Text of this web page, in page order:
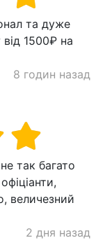
та дуже
1500₽ на
8 годин назад
так багато
величезний
2 дня назад